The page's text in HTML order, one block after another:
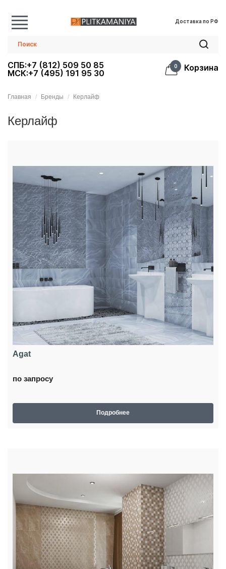
Доставка по РФ
СПБ:+7 (812) 509 50 85
МСК:+7 (495) 191 95 30
0 Корзина
Главная Бренды Керлайф
Керлайф
Agat
по запросу
Подробнее